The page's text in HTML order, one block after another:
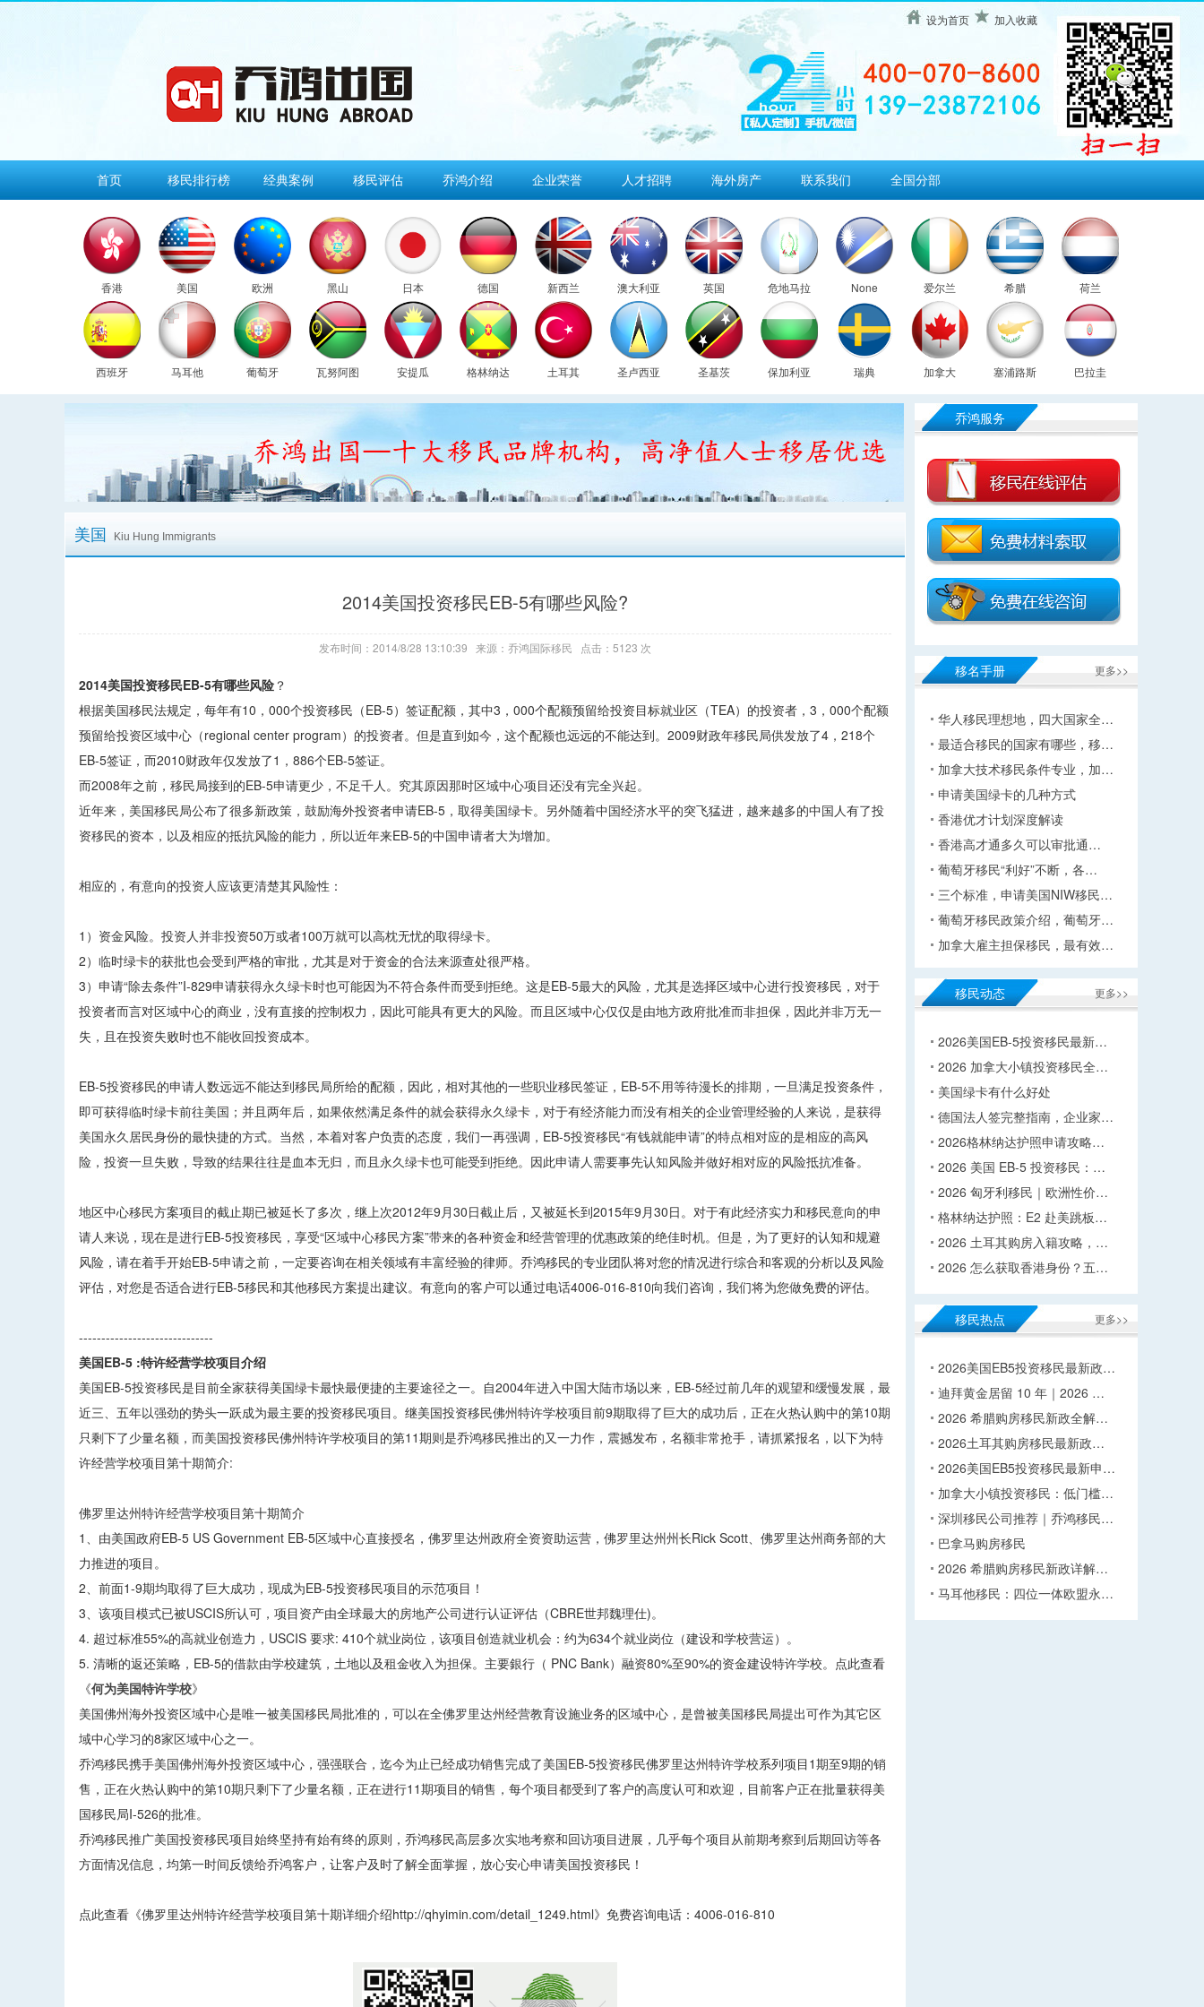
设为首页 加入收藏
首页 移民排行榜 经典案例 移民评估 乔鸿介绍 企业荣誉 人才招聘 海外房产 联系我们 全国分部
香港 美国 欧洲 黑山 日本 德国 新西兰 澳大利亚 英国 危地马拉 None 爱尔兰 希腊 荷兰
西班牙 马耳他 葡萄牙 瓦努阿图 安提瓜 格林纳达 土耳其 圣卢西亚 圣基茨 保加利亚 瑞典 加拿大 塞浦路斯 巴拉圭
美国 Kiu Hung Immigrants
2014美国投资移民EB-5有哪些风险?
发布时间：2014/8/28 13:10:39 来源：乔鸿国际移民 点击：5123 次
2014美国投资移民EB-5有哪些风险 ？
根据美国移民法规定，每年有10，000个投资移民（EB-5）签证配额，其中3，000个配额预留给投资目标就业区（TEA）的投资者，3，000个配额
预留给投资区域中心（regional center program）的投资者。但是直到如今，这个配额也远远的不能达到。2009财政年移民局供发放了4，218个
EB-5签证，而2010财政年仅发放了1，886个EB-5签证。
而2008年之前，移民局接到的EB-5申请更少，不足千人。究其原因那时区域中心项目还没有完全兴起。
近年来，美国移民局公布了很多新政策，鼓励海外投资者申请EB-5，取得美国绿卡。另外随着中国经济水平的突飞猛进，越来越多的中国人有了投
资移民的资本，以及相应的抵抗风险的能力，所以近年来EB-5的中国申请者大为增加。
相应的，有意向的投资人应该更清楚其风险性：
1）资金风险。投资人并非投资50万或者100万就可以高枕无忧的取得绿卡。
2）临时绿卡的获批也会受到严格的审批，尤其是对于资金的合法来源查处很严格。
3）申请“除去条件”I-829申请获得永久绿卡时也可能因为不符合条件而受到拒绝。这是EB-5最大的风险，尤其是选择区域中心进行投资移民，对于
投资者而言对区域中心的商业，没有直接的控制权力，因此可能具有更大的风险。而且区域中心仅仅是由地方政府批准而非担保，因此并非万无一
失，且在投资失败时也不能收回投资成本。
EB-5投资移民的申请人数远远不能达到移民局所给的配额，因此，相对其他的一些职业移民签证，EB-5不用等待漫长的排期，一旦满足投资条件，
即可获得临时绿卡前往美国；并且两年后，如果依然满足条件的就会获得永久绿卡，对于有经济能力而没有相关的企业管理经验的人来说，是获得
美国永久居民身份的最快捷的方式。当然，本着对客户负责的态度，我们一再强调，EB-5投资移民“有钱就能申请”的特点相对应的是相应的高风
险，投资一旦失败，导致的结果往往是血本无归，而且永久绿卡也可能受到拒绝。因此申请人需要事先认知风险并做好相对应的风险抵抗准备。
地区中心移民方案项目的截止期已被延长了多次，继上次2012年9月30日截止后，又被延长到2015年9月30日。对于有此经济实力和移民意向的申
请人来说，现在是进行EB-5投资移民，享受“区域中心移民方案”带来的各种资金和经营管理的优惠政策的绝佳时机。但是，为了更好的认知和规避
风险，请在着手开始EB-5申请之前，一定要咨询在相关领域有丰富经验的律师。乔鸿移民的专业团队将对您的情况进行综合和客观的分析以及风险
评估，对您是否适合进行EB-5移民和其他移民方案提出建议。有意向的客户可以通过电话4006-016-810向我们咨询，我们将为您做免费的评估。
------------------------------
美国EB-5 :特许经营学校项目介绍
美国EB-5投资移民是目前全家获得美国绿卡最快最便捷的主要途径之一。自2004年进入中国大陆市场以来，EB-5经过前几年的观望和缓慢发展，最
近三、五年以强劲的势头一跃成为最主要的投资移民项目。继美国投资移民佛州特许学校项目前9期取得了巨大的成功后，正在火热认购中的第10期
只剩下了少量名额，而美国投资移民佛州特许学校项目的第11期则是乔鸿移民推出的又一力作，震撼发布，名额非常抢手，请抓紧报名，以下为特
许经营学校项目第十期简介:
佛罗里达州特许经营学校项目第十期简介
1、由美国政府EB-5 US Government EB-5区域中心直接授名，佛罗里达州政府全资资助运营，佛罗里达州州长Rick Scott、佛罗里达州商务部的大
力推进的项目。
2、前面1-9期均取得了巨大成功，现成为EB-5投资移民项目的示范项目！
3、该项目模式已被USCIS所认可，项目资产由全球最大的房地产公司进行认证评估（CBRE世邦魏理仕)。
4. 超过标准55%的高就业创造力，USCIS 要求: 410个就业岗位，该项目创造就业机会：约为634个就业岗位（建设和学校营运）。
5. 清晰的返还策略，EB-5的借款由学校建筑，土地以及租金收入为担保。主要銀行（ PNC Bank）融资80%至90%的资金建设特许学校。点此查看
《何为美国特许学校》
美国佛州海外投资区域中心是唯一被美国移民局批准的，可以在全佛罗里达州经营教育设施业务的区域中心，是曾被美国移民局提出可作为其它区
域中心学习的8家区域中心之一。
乔鸿移民携手美国佛州海外投资区域中心，强强联合，迄今为止已经成功销售完成了美国EB-5投资移民佛罗里达州特许学校系列项目1期至9期的销
售，正在火热认购中的第10期只剩下了少量名额，正在进行11期项目的销售，每个项目都受到了客户的高度认可和欢迎，目前客户正在批量获得美
国移民局I-526的批准。
乔鸿移民推广美国投资移民项目始终坚持有始有终的原则，乔鸿移民高层多次实地考察和回访项目进展，几乎每个项目从前期考察到后期回访等各
方面情况信息，均第一时间反馈给乔鸿客户，让客户及时了解全面掌握，放心安心申请美国投资移民！
点此查看《佛罗里达州特许经营学校项目第十期详细介绍http://qhyimin.com/detail_1249.html》免费咨询电话：4006-016-810
乔鸿服务
更多>>
移名手册
华人移民理想地，四大国家全…
最适合移民的国家有哪些，移…
加拿大技术移民条件专业，加…
申请美国绿卡的几种方式
香港优才计划深度解读
香港高才通多久可以审批通…
葡萄牙移民“利好”不断，各…
三个标准，申请美国NIW移民…
葡萄牙移民政策介绍，葡萄牙…
加拿大雇主担保移民，最有效…
更多>>
移民动态
2026美国EB-5投资移民最新…
2026 加拿大小镇投资移民全…
美国绿卡有什么好处
德国法人签完整指南，企业家…
2026格林纳达护照申请攻略…
2026 美国 EB-5 投资移民：…
2026 匈牙利移民｜欧洲性价…
格林纳达护照：E2 赴美跳板…
2026 土耳其购房入籍攻略，…
2026 怎么获取香港身份？五…
更多>>
移民热点
2026美国EB5投资移民最新政…
迪拜黄金居留 10 年｜2026 …
2026 希腊购房移民新政全解…
2026土耳其购房移民最新政…
2026美国EB5投资移民最新申…
加拿大小镇投资移民：低门槛…
深圳移民公司推荐｜乔鸿移民…
巴拿马购房移民
2026 希腊购房移民新政详解…
马耳他移民：四位一体欧盟永…